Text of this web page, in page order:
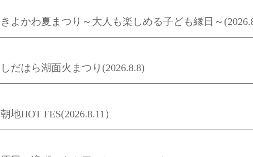
きよかわ夏まつり～大人も楽しめる子ども縁日～
しだはら湖面火まつり(2026.8.8)
朝地HOT FES(2026.8.11）